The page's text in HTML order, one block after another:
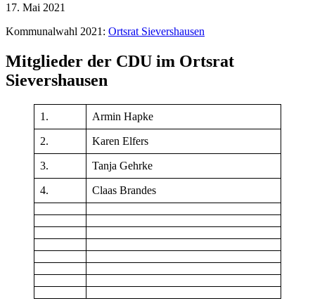
17. Mai 2021
Kommunalwahl 2021: Ortsrat Sievershausen
Mitglieder der CDU im Ortsrat
Sievershausen
1. Armin Hapke
2. Karen Elfers
3. Tanja Gehrke
4. Claas Brandes